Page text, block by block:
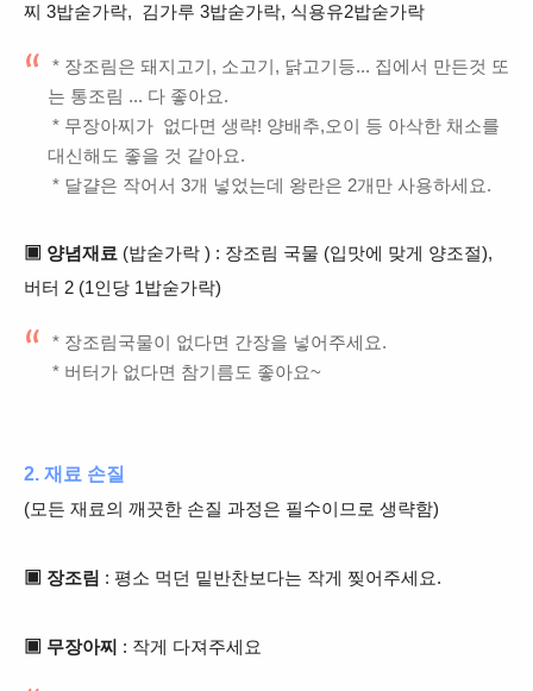
찌 3밥숟가락, 김가루 3밥숟가락, 식용유2밥숟가락
* 장조림은 돼지고기, 소고기, 닭고기등... 집에서 만든것 또
는 통조림 ... 다 좋아요.
* 무장아찌가 없다면 생략! 양배추,오이 등 아삭한 채소를
대신해도 좋을 것 같아요.
* 달걀은 작어서 3개 넣었는데 왕란은 2개만 사용하세요.
▣ 양념재료 (밥숟가락 ) : 장조림 국물 (입맛에 맞게 양조절),
버터 2 (1인당 1밥숟가락)
* 장조림국물이 없다면 간장을 넣어주세요.
* 버터가 없다면 참기름도 좋아요~
2. 재료 손질
(모든 재료의 깨끗한 손질 과정은 필수이므로 생략함)
▣ 장조림 : 평소 먹던 밑반찬보다는 작게 찢어주세요.
▣ 무장아찌 : 작게 다져주세요